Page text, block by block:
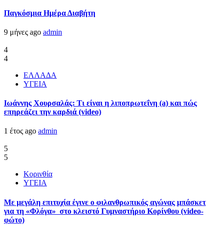
Παγκόσμια Ημέρα Διαβήτη
9 μήνες ago admin
4
4
ΕΛΛΑΔΑ
ΥΓΕΙΑ
Ιωάννης Χουρσαλάς: Τι είναι η λιποπρωτεΐνη (a) και πώς
επηρεάζει την καρδιά (video)
1 έτος ago admin
5
5
Κορινθία
ΥΓΕΙΑ
Με μεγάλη επιτυχία έγινε ο φιλανθρωπικός αγώνας μπάσκετ
για τη «Φλόγα» στο κλειστό Γυμναστήριο Κορίνθου (video-
φώτο)